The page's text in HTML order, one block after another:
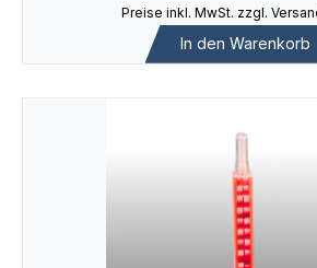
Preise inkl. MwSt. zzgl.
In den Warenkorb